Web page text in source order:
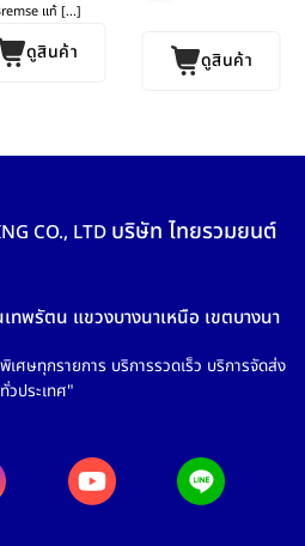
แท้ [...]
ดูสินค้า ดูสินค้า
CO., LTD บริษัท ไทยรวมยนต์
พรัตน แขวงบางนาเหนือ เขตบางนา
เศษทุกรายการ บริการรวดเร็ว บริการจัดส่ง
ทั่วประเทศ"